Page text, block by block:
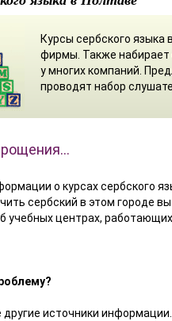
Курсы сербского
фирмы. Также набирает
у многих компаний.
проводят набор
о курсах сербского
сербский в этом городе
учебных центрах, работающих
источники